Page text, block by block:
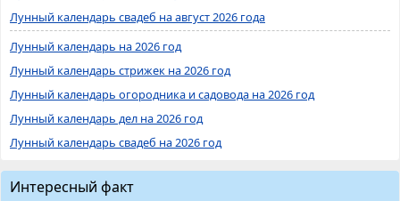
Лунный календарь свадеб на август 2026 года
Лунный календарь на 2026 год
Лунный календарь стрижек на 2026 год
Лунный календарь огородника и садовода на 2026 год
Лунный календарь дел на 2026 год
Лунный календарь свадеб на 2026 год
Интересный факт